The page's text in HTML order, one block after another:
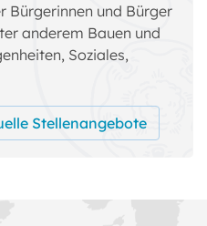
Bürgerinnen und Bürger
anderem Bauen und
Soziales,
Stellenangebote